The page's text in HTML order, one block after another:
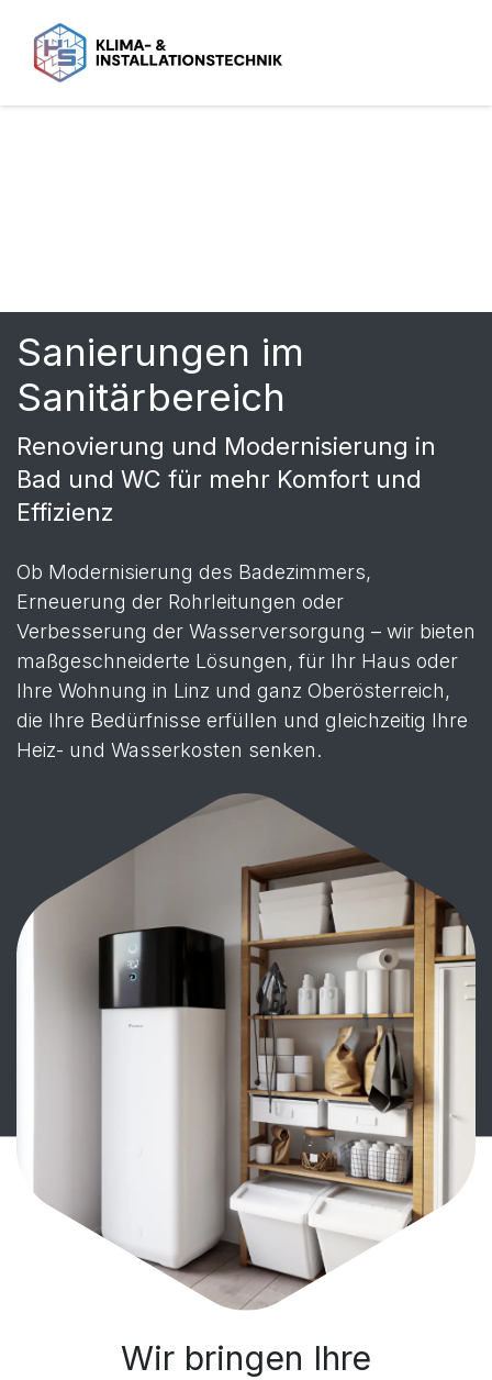
Sanierungen im
Sanitärbereich
Renovierung und Modernisierung in
Bad und WC für mehr Komfort und
Effizienz
Ob Modernisierung des Badezimmers,
Erneuerung der Rohrleitungen oder
Verbesserung der Wasserversorgung – wir bieten
maßgeschneiderte Lösungen, für Ihr Haus oder
Ihre Wohnung in Linz und ganz Oberösterreich,
die Ihre Bedürfnisse erfüllen und gleichzeitig Ihre
Heiz- und Wasserkosten senken.
Wir bringen Ihre